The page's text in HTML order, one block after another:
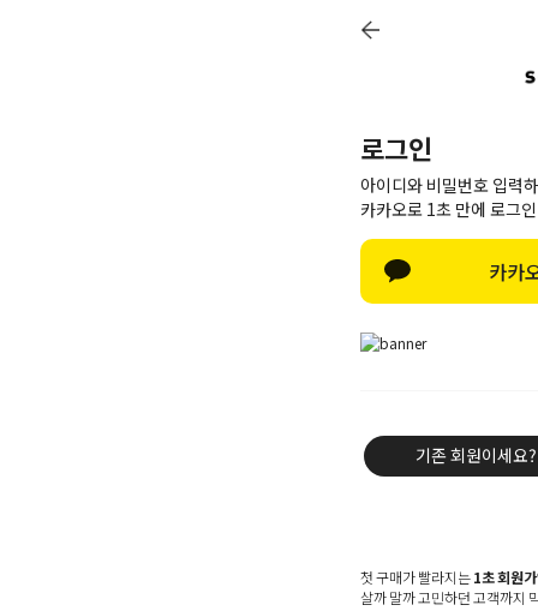
로그인
아이디와 비밀번호 입력
카카오로 1초 만에 로그
카카
기존 회원이세요?
첫 구매가 빨라지는1초 회원
살까 말까 고민하던 고객까지